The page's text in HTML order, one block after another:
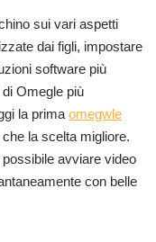
sui vari aspetti
dai figli, impostare
software più
Omegle più
la primaomegwle
la scelta migliore.
possibile avviare video
con belle